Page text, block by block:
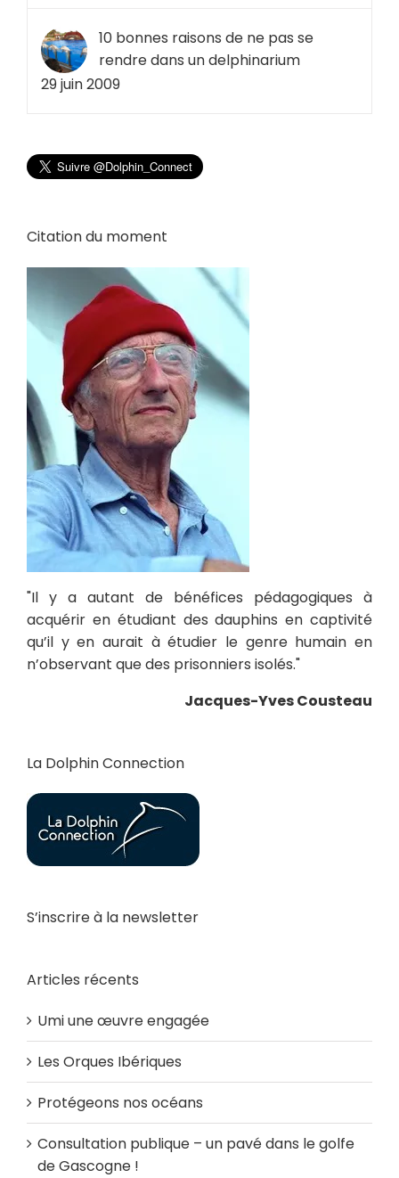
10 bonnes raisons de ne pas se
rendre dans un delphinarium
29 juin 2009
Citation du moment
"Il y a autant de bénéfices pédagogiques à
acquérir en étudiant des dauphins en captivité
qu’il y en aurait à étudier le genre humain en
n’observant que des prisonniers isolés."
Jacques-Yves Cousteau
La Dolphin Connection
S’inscrire à la newsletter
Articles récents
Umi une œuvre engagée
Les Orques Ibériques
Protégeons nos océans
Consultation publique – un pavé dans le golfe
de Gascogne !